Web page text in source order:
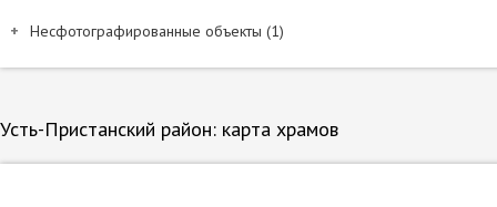
Несфотографированные объекты (1)
Название и расположение
Несфотографированные объекты на карте
Усть-Пристанский район: карта храмов